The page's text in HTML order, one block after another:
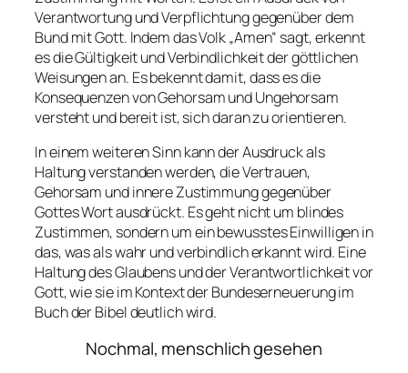
Verantwortung und Verpflichtung gegenüber dem
Bund mit Gott. Indem das Volk „Amen“ sagt, erkennt
es die Gültigkeit und Verbindlichkeit der göttlichen
Weisungen an. Es bekennt damit, dass es die
Konsequenzen von Gehorsam und Ungehorsam
versteht und bereit ist, sich daran zu orientieren.
In einem weiteren Sinn kann der Ausdruck als
Haltung verstanden werden, die Vertrauen,
Gehorsam und innere Zustimmung gegenüber
Gottes Wort ausdrückt. Es geht nicht um blindes
Zustimmen, sondern um ein bewusstes Einwilligen in
das, was als wahr und verbindlich erkannt wird. Eine
Haltung des Glaubens und der Verantwortlichkeit vor
Gott, wie sie im Kontext der Bundeserneuerung im
Buch der Bibel deutlich wird.
Nochmal, menschlich gesehen